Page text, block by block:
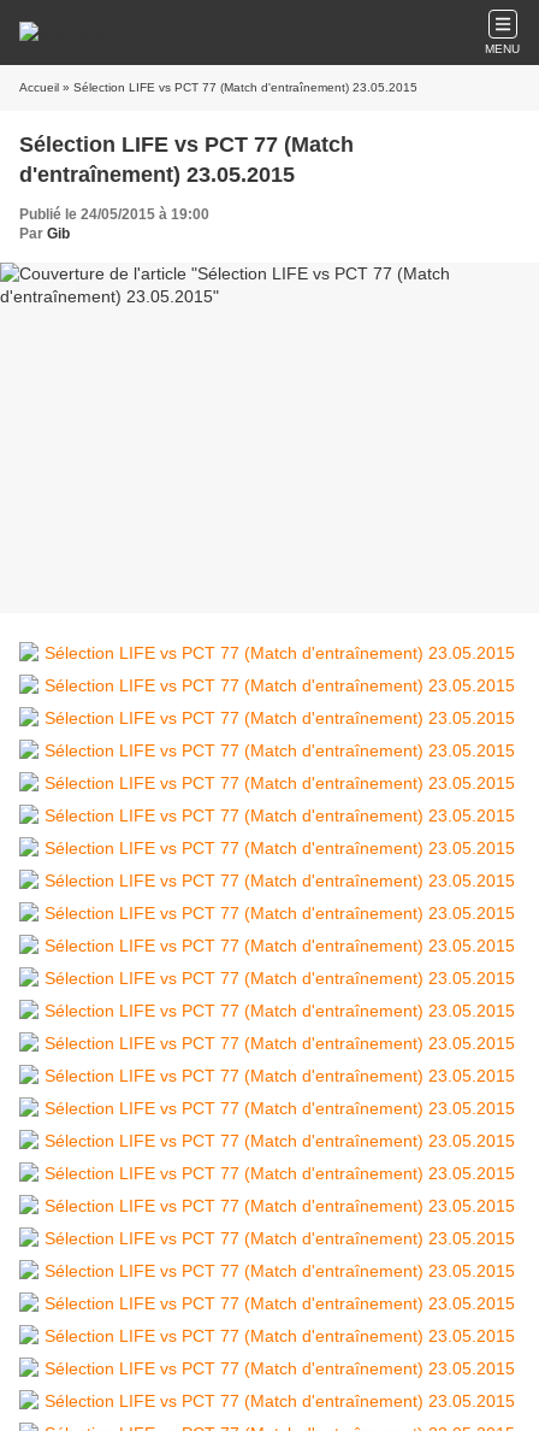
MENU
Accueil » Sélection LIFE vs PCT 77 (Match d'entraînement) 23.05.2015
Sélection LIFE vs PCT 77 (Match
d'entraînement) 23.05.2015
Publié le 24/05/2015 à 19:00
Par Gib